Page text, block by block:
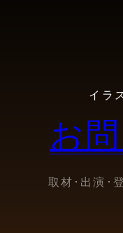
イラ
お
取材･出演･